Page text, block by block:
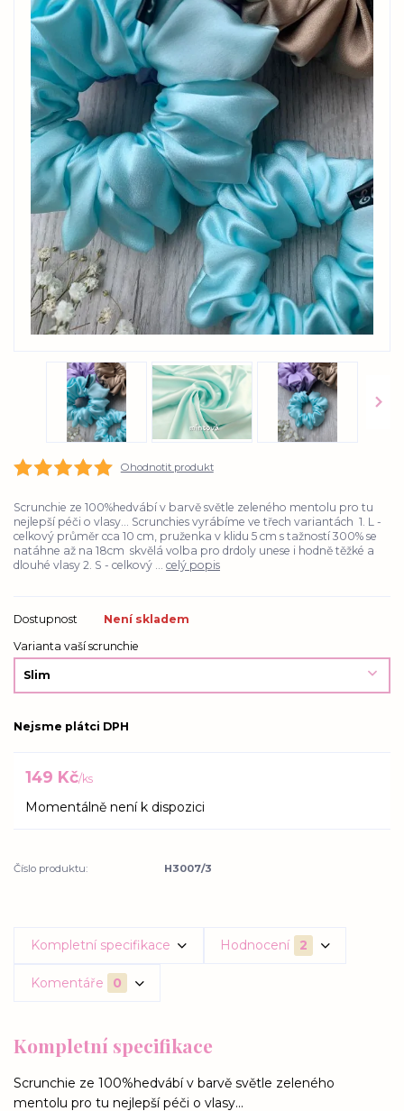
Ohodnotit produkt
Scrunchie ze 100%hedvábí v barvě světle zeleného mentolu pro tu
nejlepší péči o vlasy... Scrunchies vyrábíme ve třech variantách 1. L -
celkový průměr cca 10 cm, pruženka v klidu 5 cm s tažností 300% se
natáhne až na 18cm skvělá volba pro drdoly unese i hodně těžké a
dlouhé vlasy 2. S - celkový ... celý popis
Dostupnost
Není skladem
Varianta vaší scrunchie
Nejsme plátci DPH
149 Kč/ks
Momentálně není k dispozici
Číslo produktu: H3007/3
Kompletní specifikace Hodnocení 2
Komentáře 0
Kompletní specifikace
Scrunchie ze 100%hedvábí v barvě světle zeleného
mentolu pro tu nejlepší péči o vlasy...